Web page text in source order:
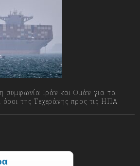
συμφωνία Ιράν και Ομάν για τα
της Τεχεράνης προς τις ΗΠΑ